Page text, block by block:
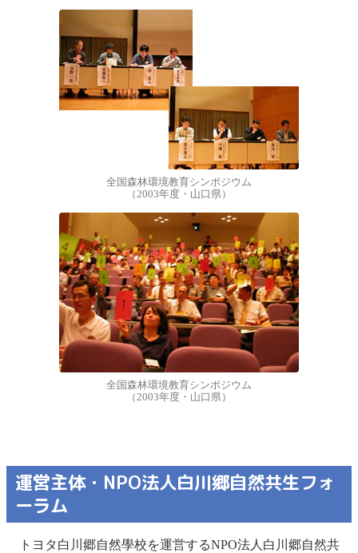
全国森林環境教育シンポジウム
（2003年度・山口県）
全国森林環境教育シンポジウム
（2003年度・山口県）
運営主体・NPO法人白川郷自然共生フォ
ーラム
トヨタ白川郷自然學校を運営するNPO法人白川郷自然共